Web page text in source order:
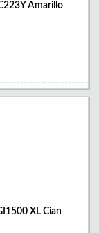
Amarillo
XL Cian